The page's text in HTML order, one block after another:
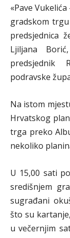
«Pave
gradskom
predsjednica
Ljiljana
predsjednik
podravske
Na istom
Hrvatskog
trga preko
nekoliko
U 15,00 sati
središnjem
sugrađani
što su
u večernjim